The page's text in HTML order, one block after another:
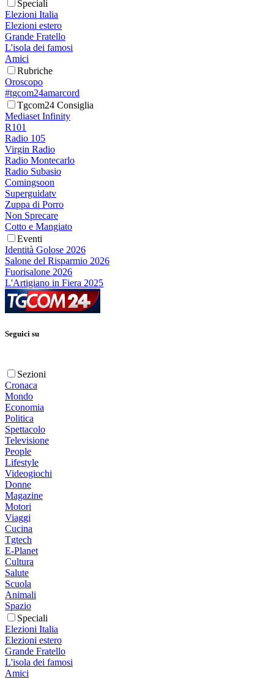
Speciali
Elezioni Italia
Elezioni estero
Grande Fratello
L'isola dei famosi
Amici
Rubriche
Oroscopo
#tgcom24amarcord
Tgcom24 Consiglia
Mediaset Infinity
R101
Radio 105
Virgin Radio
Radio Montecarlo
Radio Subasio
Comingsoon
Superguidatv
Zuppa di Porro
Non Sprecare
Cotto e Mangiato
Eventi
Identità Golose 2026
Salone del Risparmio 2026
Fuorisalone 2026
L'Artigiano in Fiera 2025
Seguici su
Sezioni
Cronaca
Mondo
Economia
Politica
Spettacolo
Televisione
People
Lifestyle
Videogiochi
Donne
Magazine
Motori
Viaggi
Cucina
Tgtech
E-Planet
Cultura
Salute
Scuola
Animali
Spazio
Speciali
Elezioni Italia
Elezioni estero
Grande Fratello
L'isola dei famosi
Amici